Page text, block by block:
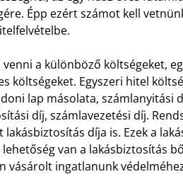
Épp ezért számot kell
a különböző költségeket,
költségeket. Egyszeri hitel
lap másolata, számlanyitási
díj, számlavezetési díj.
díja is. Ezek a
van a lakásbiztosítás
vásárolt ingatlanunk